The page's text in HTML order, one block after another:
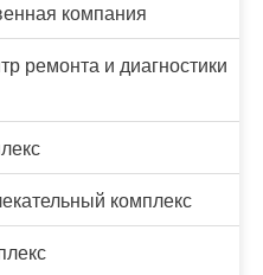
компания
и диагностики
комплекс